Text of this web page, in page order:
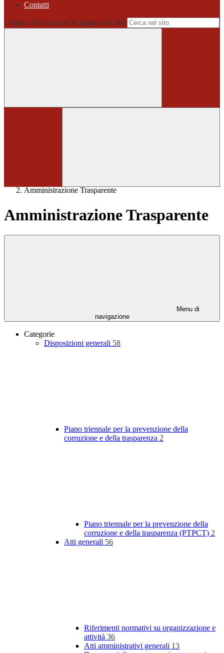
Contatti
Campo di ricerca per le pagine del sito
Amministrazione Trasparente
Amministrazione Trasparente
Menu di
navigazione
Categorie
Disposizioni generali 58
Piano triennale per la prevenzione della
corruzione e della trasparenza 2
Piano triennale per la prevenzione della
corruzione e della trasparenza (PTPCT) 2
Atti generali 56
Riferimenti normativi su organizzazione e
attività 36
Atti amministrativi generali 13